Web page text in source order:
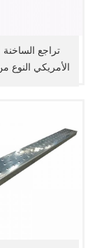
تراجع الساخنة
الأمريكي النوع